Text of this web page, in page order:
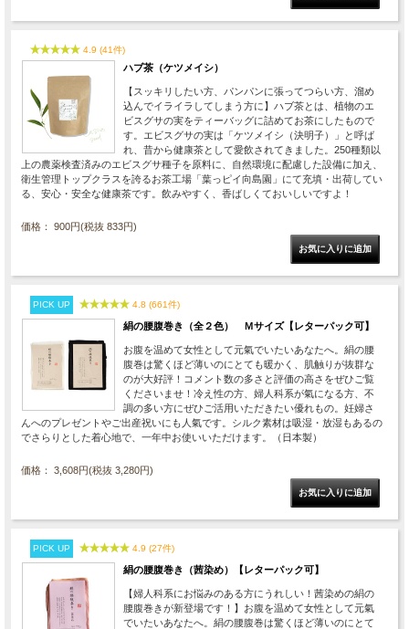
4.9 (41件)
ハブ茶（ケツメイシ）
【スッキリしたい方、パンパンに張ってつらい方、溜め
込んでイライラしてしまう方に】ハブ茶とは、植物のエ
ビスグサの実をティーバッグに詰めてお茶にしたもので
す。エビスグサの実は「ケツメイシ（決明子）」と呼ば
れ、昔から健康茶として愛飲されてきました。250種類以
上の農薬検査済みのエビスグサ種子を原料に、自然環境に配慮した設備に加え、
衛生管理トップクラスを誇るお茶工場「葉っピイ向島園」にて充填・出荷してい
る、安心・安全な健康茶です。飲みやすく、香ばしくておいしいですよ！
価格： 900円(税抜 833円)
PICK UP 4.8 (661件)
絹の腰腹巻き（全２色） Ｍサイズ【レターパック可】
お腹を温めて女性として元氣でいたいあなたへ。絹の腰
腹巻は驚くほど薄いのにとても暖かく、肌触りが抜群な
のが大好評！コメント数の多さと評価の高さをぜひご覧
くださいませ！冷え性の方、婦人科系が氣になる方、不
調の多い方にぜひご活用いただきたい優れもの。妊婦さ
んへのプレゼントやご出産祝いにも人氣です。シルク素材は吸湿・放湿もあるの
でさらりとした着心地で、一年中お使いいただけます。（日本製）
価格： 3,608円(税抜 3,280円)
PICK UP 4.9 (27件)
絹の腰腹巻き（茜染め）【レターパック可】
【婦人科系にお悩みのある方にうれしい！茜染めの絹の
腰腹巻きが新登場です！】お腹を温めて女性として元氣
でいたいあなたへ。絹の腰腹巻は驚くほど薄いのにとて